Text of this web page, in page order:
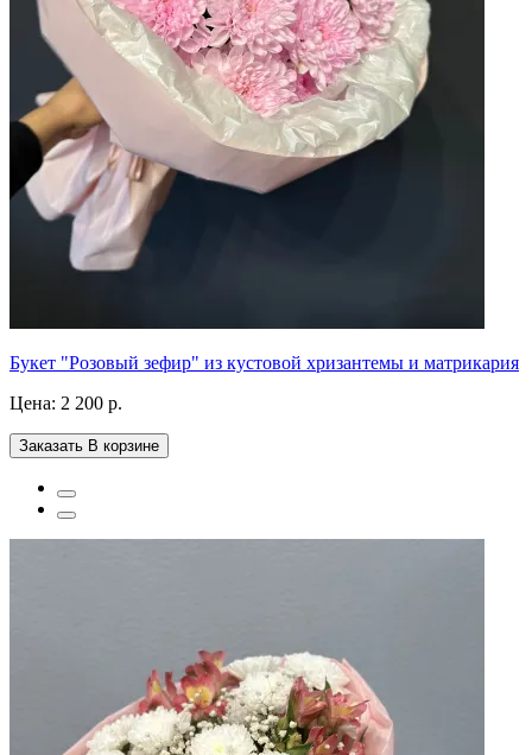
Букет "Розовый зефир" из кустовой хризантемы и матрикария
Цена: 2 200 р.
Заказать В корзине